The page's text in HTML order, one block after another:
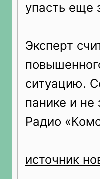
упасть еще
Эксперт
ситуацию.
панике и не
Радио
источник